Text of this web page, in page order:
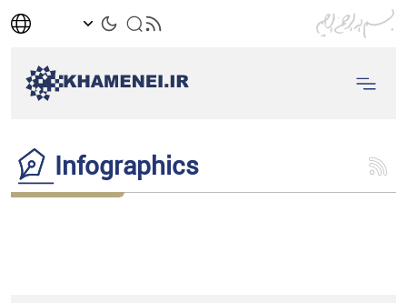
Infographics